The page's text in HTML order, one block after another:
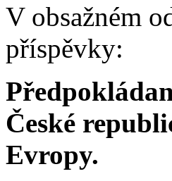
V obsažném
příspěvky:
České
Evropy.